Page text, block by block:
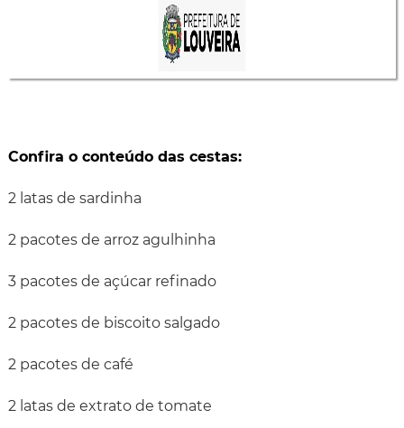
Confira o conteúdo das cestas:
2 latas de sardinha
2 pacotes de arroz agulhinha
3 pacotes de açúcar refinado
2 pacotes de biscoito salgado
2 pacotes de café
2 latas de extrato de tomate